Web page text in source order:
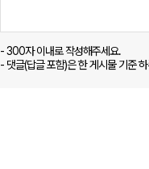
- 300자 이내로 작성해주세요.
- 댓글(답글 포함)은 한 게시물 기준